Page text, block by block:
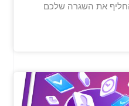
את השגרה שלכם